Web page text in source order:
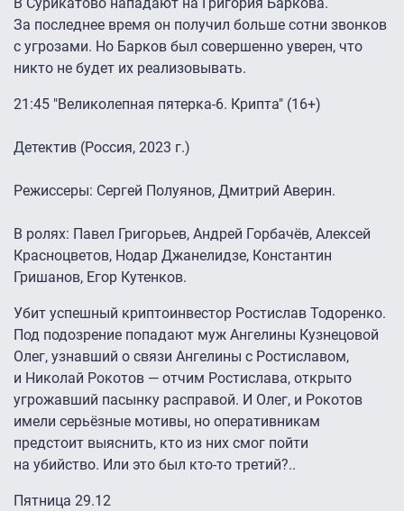
В Сурикатово нападают на Григория Баркова.
За последнее время он получил больше сотни звонков
с угрозами. Но Барков был совершенно уверен, что
никто не будет их реализовывать.
21:45 "Великолепная пятерка-6. Крипта" (16+)
Детектив (Россия, 2023 г.)
Режиссеры: Сергей Полуянов, Дмитрий Аверин.
В ролях: Павел Григорьев, Андрей Горбачёв, Алексей
Красноцветов, Нодар Джанелидзе, Константин
Гришанов, Егор Кутенков.
Убит успешный криптоинвестор Ростислав Тодоренко.
Под подозрение попадают муж Ангелины Кузнецовой
Олег, узнавший о связи Ангелины с Ростиславом,
и Николай Рокотов — отчим Ростислава, открыто
угрожавший пасынку расправой. И Олег, и Рокотов
имели серьёзные мотивы, но оперативникам
предстоит выяснить, кто из них смог пойти
на убийство. Или это был кто-то третий?..
Пятница 29.12